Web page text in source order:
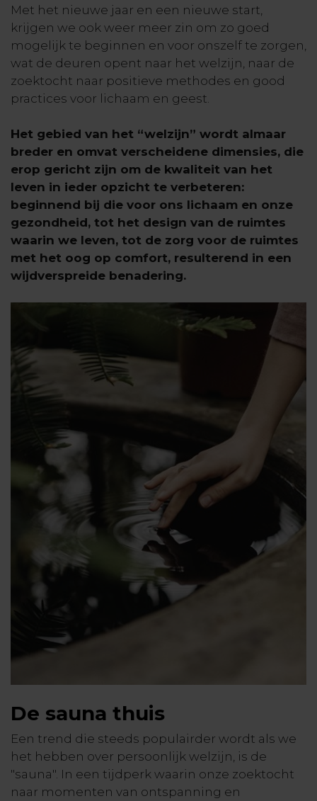
Met het nieuwe jaar en een nieuwe start,
krijgen we ook weer meer zin om zo goed
mogelijk te beginnen en voor onszelf te zorgen,
wat de deuren opent naar het welzijn, naar de
zoektocht naar positieve methodes en good
practices voor lichaam en geest.
Het gebied van het “welzijn” wordt almaar
breder en omvat verscheidene dimensies, die
erop gericht zijn om de kwaliteit van het
leven in ieder opzicht te verbeteren:
beginnend bij die voor ons lichaam en onze
gezondheid, tot het design van de ruimtes
waarin we leven, tot de zorg voor de ruimtes
met het oog op comfort, resulterend in een
wijdverspreide benadering.
De sauna thuis
Een trend die steeds populairder wordt als we
het hebben over persoonlijk welzijn, is de
"sauna". In een tijdperk waarin onze zoektocht
naar momenten van ontspanning en